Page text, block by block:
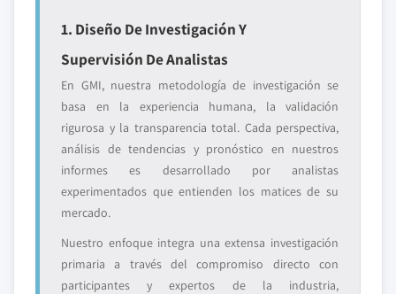
1. Diseño De Investigación Y
Supervisión De Analistas
En GMI, nuestra metodología de investigación se
basa en la experiencia humana, la validación
rigurosa y la transparencia total. Cada perspectiva,
análisis de tendencias y pronóstico en nuestros
informes es desarrollado por analistas
experimentados que entienden los matices de su
mercado.
Nuestro enfoque integra una extensa investigación
primaria a través del compromiso directo con
participantes y expertos de la industria,